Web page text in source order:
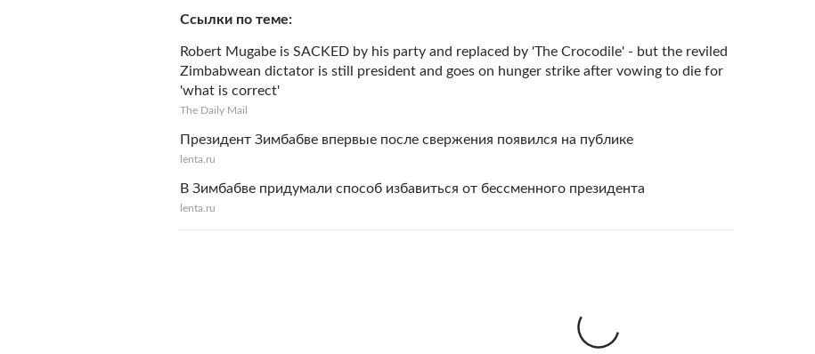
Ссылки по теме
Robert Mugabe is SACKED by his party and replaced by 'The Crocodile' - but the reviled
Zimbabwean dictator is still president and goes on hunger strike after vowing to die for
'what is correct'
The Daily Mail
Президент Зимбабве впервые после свержения появился на публике
lenta.ru
В Зимбабве придумали способ избавиться от бессменного президента
lenta.ru